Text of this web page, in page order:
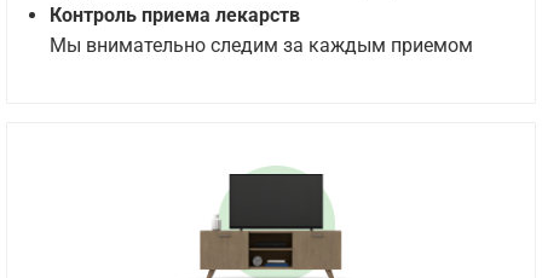
Контроль приема лекарств
Мы внимательно следим за каждым приемом